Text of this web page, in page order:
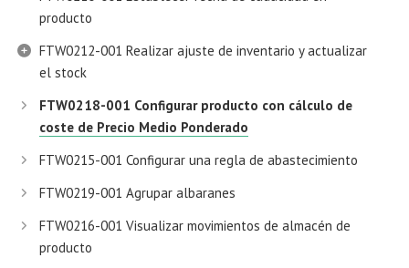
producto
FTW0212-001 Realizar ajuste de inventario y actualizar
el stock
FTW0218-001 Configurar producto con cálculo de
coste de Precio Medio Ponderado
FTW0215-001 Configurar una regla de abastecimiento
FTW0219-001 Agrupar albaranes
FTW0216-001 Visualizar movimientos de almacén de
producto